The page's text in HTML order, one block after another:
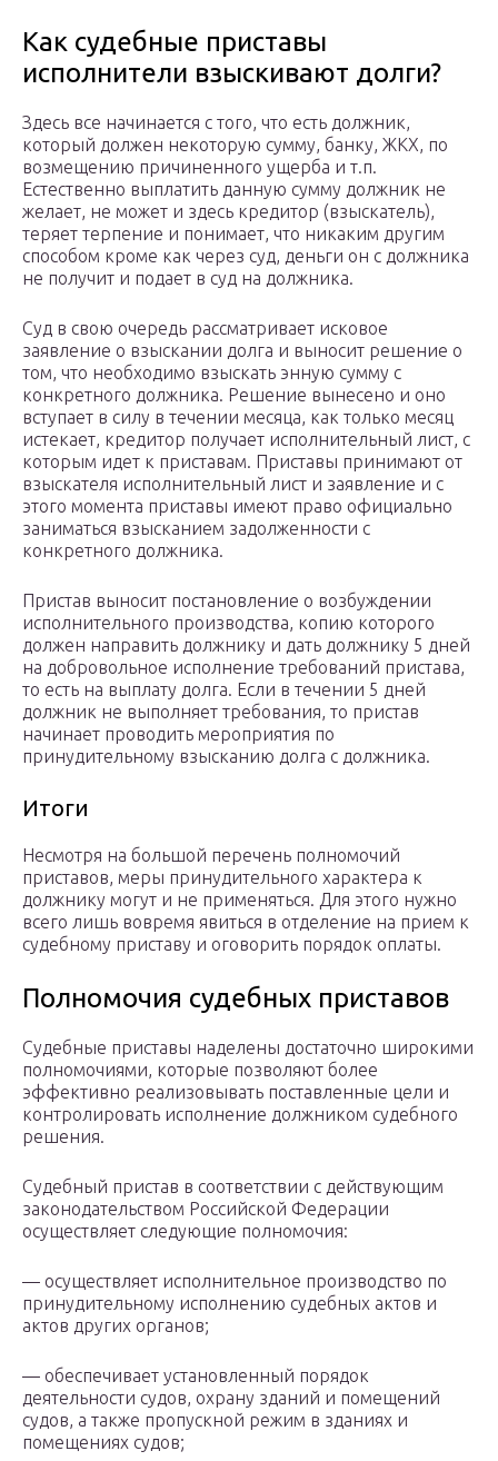
Как судебные приставы
исполнители взыскивают долги?
Здесь все начинается с того, что есть должник,
который должен некоторую сумму, банку, ЖКХ, по
возмещению причиненного ущерба и т.п.
Естественно выплатить данную сумму должник не
желает, не может и здесь кредитор (взыскатель),
теряет терпение и понимает, что никаким другим
способом кроме как через суд, деньги он с должника
не получит и подает в суд на должника.
Суд в свою очередь рассматривает исковое
заявление о взыскании долга и выносит решение о
том, что необходимо взыскать энную сумму с
конкретного должника. Решение вынесено и оно
вступает в силу в течении месяца, как только месяц
истекает, кредитор получает исполнительный лист, с
которым идет к приставам. Приставы принимают от
взыскателя исполнительный лист и заявление и с
этого момента приставы имеют право официально
заниматься взысканием задолженности с
конкретного должника.
Пристав выносит постановление о возбуждении
исполнительного производства, копию которого
должен направить должнику и дать должнику 5 дней
на добровольное исполнение требований пристава,
то есть на выплату долга. Если в течении 5 дней
должник не выполняет требования, то пристав
начинает проводить мероприятия по
принудительному взысканию долга с должника.
Итоги
Несмотря на большой перечень полномочий
приставов, меры принудительного характера к
должнику могут и не применяться. Для этого нужно
всего лишь вовремя явиться в отделение на прием к
судебному приставу и оговорить порядок оплаты.
Полномочия судебных приставов
Судебные приставы наделены достаточно широкими
полномочиями, которые позволяют более
эффективно реализовывать поставленные цели и
контролировать исполнение должником судебного
решения.
Судебный пристав в соответствии с действующим
законодательством Российской Федерации
осуществляет следующие полномочия:
— осуществляет исполнительное производство по
принудительному исполнению судебных актов и
актов других органов;
— обеспечивает установленный порядок
деятельности судов, охрану зданий и помещений
судов, а также пропускной режим в зданиях и
помещениях судов;